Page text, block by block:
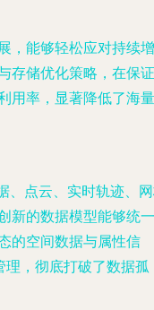
，能够轻松应对持续增
存储优化策略，在保证
用率，显著降低了海量
、点云、实时轨迹、
新的数据模型能够统一
的空间数据与属性信
理，彻底打破了数据孤